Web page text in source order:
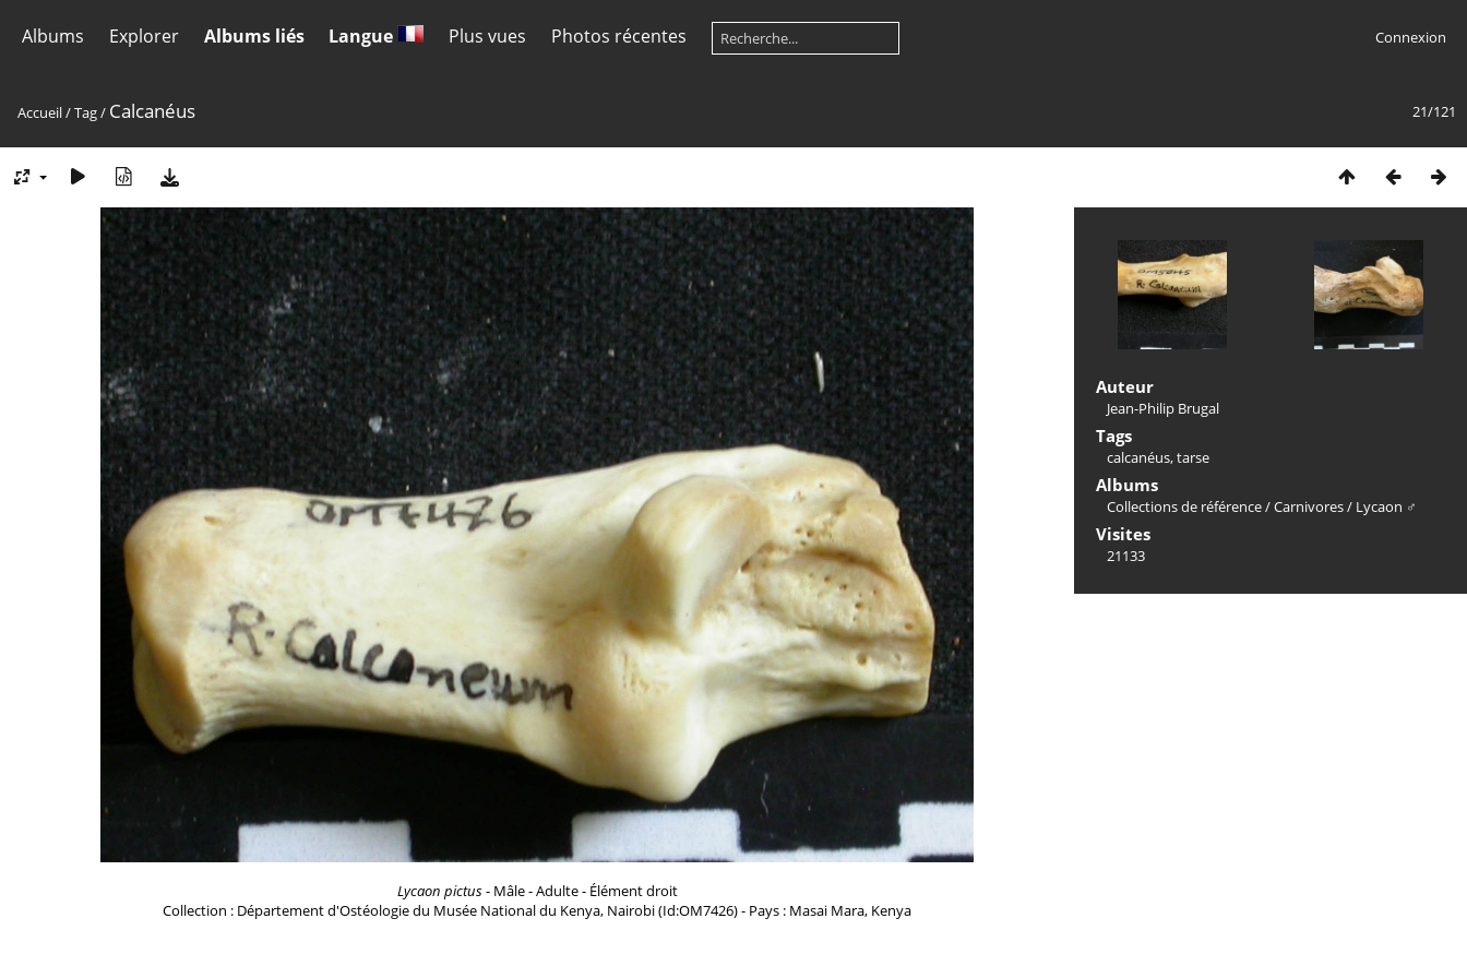
Albums Explorer Albums liés Langue Plus vues Photos récentes Connexion
21/121
Accueil/Tag/ Calcanéus
Lycaon pictus- Mâle - Adulte - Élément droit
Collection : Département d'Ostéologie du Musée National du Kenya, Nairobi (Id:OM7426) - Pays : Masai Mara, Kenya
Auteur
Jean-Philip Brugal
Tags
calcanéus,tarse
Albums
Collections de référence/Carnivores/ Lycaon ♂
Visites
21133